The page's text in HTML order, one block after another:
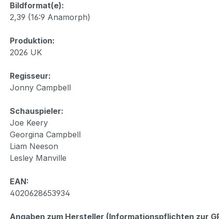
Bildformat(e):
2,39 (16:9 Anamorph)
Produktion:
2026 UK
Regisseur:
Jonny Campbell
Schauspieler:
Joe Keery
Georgina Campbell
Liam Neeson
Lesley Manville
EAN:
4020628653934
Angaben zum Hersteller (Informationspflichten zur